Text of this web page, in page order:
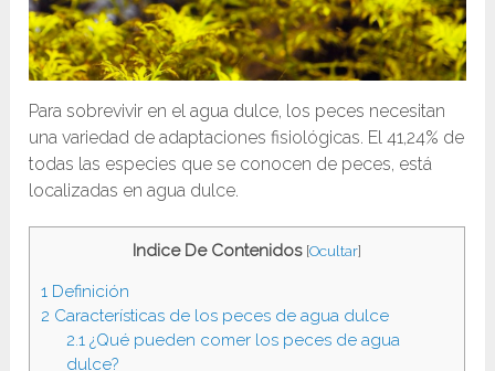
Para sobrevivir en el agua dulce, los peces necesitan
una variedad de adaptaciones fisiológicas. El 41,24% de
todas las especies que se conocen de peces, está
localizadas en agua dulce.
Indice De Contenidos [Ocultar]
1 Definición
2 Características de los peces de agua dulce
2.1¿Qué pueden comer los peces de agua
dulce?